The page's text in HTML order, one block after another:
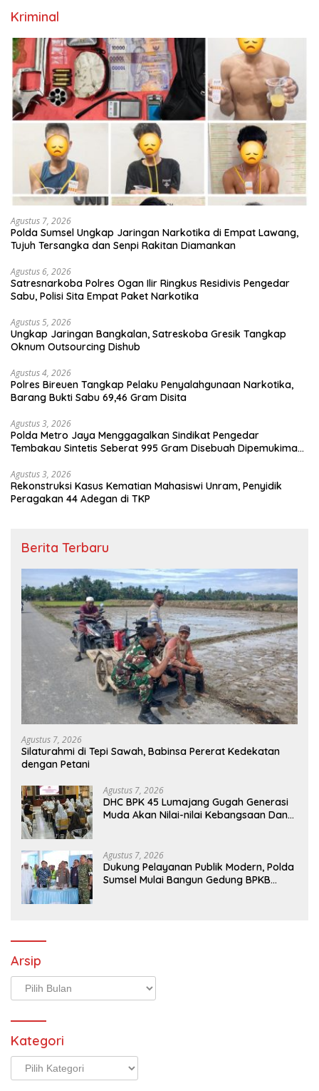
Kriminal
Agustus 7, 2026
Polda Sumsel Ungkap Jaringan Narkotika di Empat Lawang,
Tujuh Tersangka dan Senpi Rakitan Diamankan
Agustus 6, 2026
Satresnarkoba Polres Ogan Ilir Ringkus Residivis Pengedar
Sabu, Polisi Sita Empat Paket Narkotika
Agustus 5, 2026
Ungkap Jaringan Bangkalan, Satreskoba Gresik Tangkap
Oknum Outsourcing Dishub
Agustus 4, 2026
Polres Bireuen Tangkap Pelaku Penyalahgunaan Narkotika,
Barang Bukti Sabu 69,46 Gram Disita
Agustus 3, 2026
Polda Metro Jaya Menggagalkan Sindikat Pengedar
Tembakau Sintetis Seberat 995 Gram Disebuah Dipemukiman
Agustus 3, 2026
Rekonstruksi Kasus Kematian Mahasiswi Unram, Penyidik
Peragakan 44 Adegan di TKP
Berita Terbaru
Agustus 7, 2026
Silaturahmi di Tepi Sawah, Babinsa Pererat Kedekatan
dengan Petani
Agustus 7, 2026
DHC BPK 45 Lumajang Gugah Generasi
Muda Akan Nilai-nilai Kebangsaan Dan
Agustus 7, 2026
Dukung Pelayanan Publik Modern, Polda
Sumsel Mulai Bangun Gedung BPKB
Arsip
Arsip
Kategori
Kategori